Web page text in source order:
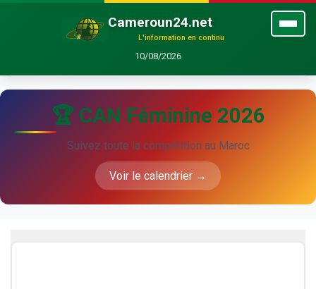
Cameroun24.net
L'information en continu
10/08/2026
🏆 CAN Féminine 2026
Suivez toute la compétition au Maroc
Voir le calendrier →